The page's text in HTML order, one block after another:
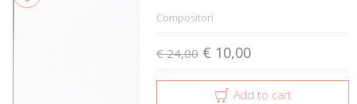
Compositori
€ 24,00 € 10,00
Add to cart